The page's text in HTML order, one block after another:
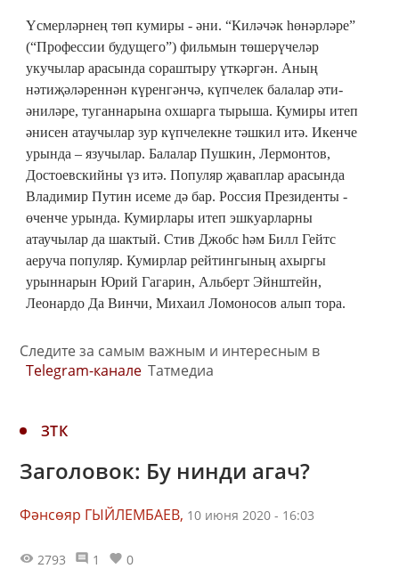
Үсмерләрнең төп кумиры - әни. “Киләчәк һөнәрләре”
(“Профессии будущего”) фильмын төшерүчеләр
укучылар арасында сораштыру үткәргән. Аның
нәтиҗәләреннән күренгәнчә, күпчелек балалар әти-
әниләре, туганнарына охшарга тырыша. Кумиры итеп
әнисен атаучылар зур күпчелекне тәшкил итә. Икенче
урында – язучылар. Балалар Пушкин, Лермонтов,
Достоевскийны үз итә. Популяр җаваплар арасында
Владимир Путин исеме дә бар. Россия Президенты -
өченче урында. Кумирлары итеп эшкуарларны
атаучылар да шактый. Стив Джобс һәм Билл Гейтс
аеруча популяр. Кумирлар рейтингының ахыргы
урыннарын Юрий Гагарин, Альберт Эйнштейн,
Леонардо Да Винчи, Михаил Ломоносов алып тора.
Следите за самым важным и интересным в
Telegram-канале Татмедиа
ЗТК
Заголовок: Бу нинди агач?
Фәнсөяр ГЫЙЛЕМБАЕВ, 10 июня 2020 - 16:03
2793 1 0